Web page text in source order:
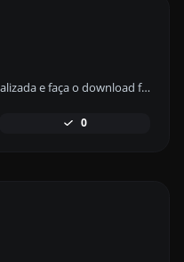
Crie sua própria assinatura personalizada e faça o download facilmente com nossa ferramenta geradora de assinaturas para assinaturas eletrônicas personalizadas.
0